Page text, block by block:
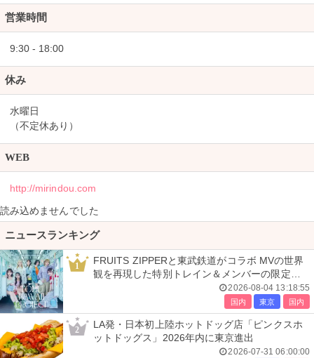
営業時間
9:30 - 18:00
休み
水曜日
（不定休あり）
WEB
http://mirindou.com
読み込めませんでした
ニュースランキング
1
FRUITS ZIPPERと東武鉄道がコラボ MVの世界
観を再現した特別トレイン＆メンバーの限定ア
2026-08-04 13:18:55
国内 東京 国内
2
LA発・日本初上陸ホットドッグ店「ピンクスホ
ットドッグス」2026年内に東京進出
2026-07-31 06:00:00